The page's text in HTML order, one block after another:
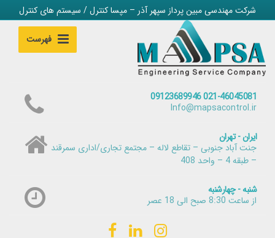
شرکت مهندسی مبین پرداز سپهر آذر – مپسا کنترل / سیستم های کنترل
فهرست
021-46045081 09123689946
Info@mapsacontrol.ir
ایران - تهران
جنت آباد جنوبی – تقاطع لاله – مجتمع تجاری/اداری سمرقند
– طبقه 4 – واحد 408
شنبه - چهارشنبه
از ساعت 8:30 صبح الی 18 عصر